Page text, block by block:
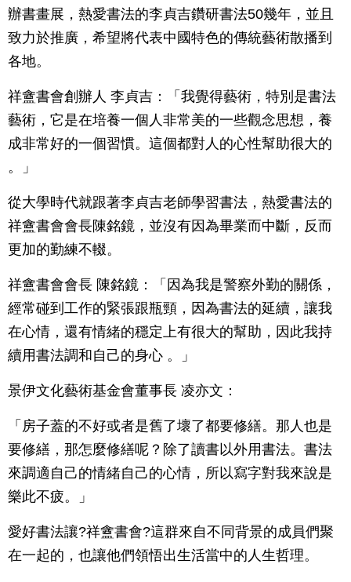
辦書畫展，熱愛書法的李貞吉鑽研書法50幾年，並且
致力於推廣，希望將代表中國特色的傳統藝術散播到
各地。
祥盦書會創辦人 李貞吉：「我覺得藝術，特別是書法
藝術，它是在培養一個人非常美的一些觀念思想，養
成非常好的一個習慣。這個都對人的心性幫助很大的
。」
從大學時代就跟著李貞吉老師學習書法，熱愛書法的
祥盦書會會長陳銘鏡，並沒有因為畢業而中斷，反而
更加的勤練不輟。
祥盦書會會長 陳銘鏡：「因為我是警察外勤的關係，
經常碰到工作的緊張跟瓶頸，因為書法的延續，讓我
在心情，還有情緒的穩定上有很大的幫助，因此我持
續用書法調和自己的身心 。」
景伊文化藝術基金會董事長 凌亦文：
「房子蓋的不好或者是舊了壞了都要修繕。那人也是
要修繕，那怎麼修繕呢？除了讀書以外用書法。書法
來調適自己的情緒自己的心情，所以寫字對我來說是
樂此不疲。」
愛好書法讓?祥盦書會?這群來自不同背景的成員們聚
在一起的，也讓他們領悟出生活當中的人生哲理。